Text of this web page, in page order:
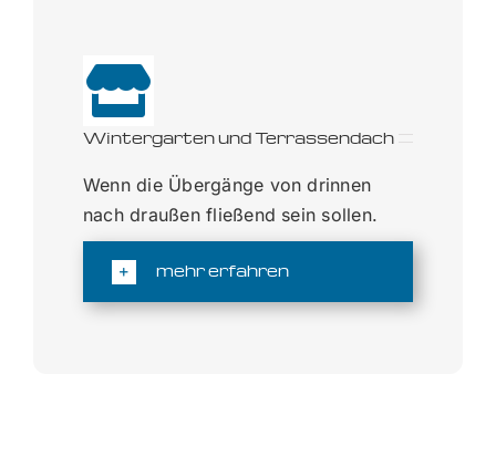
Wintergarten und Terrassendach
Wenn die Übergänge von drinnen
nach draußen fließend sein sollen.
mehr erfahren